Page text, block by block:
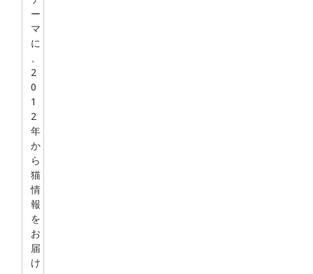
ー
マ
に
2
0
1
2
年
か
ら
猫
情
報
を
お
届
け